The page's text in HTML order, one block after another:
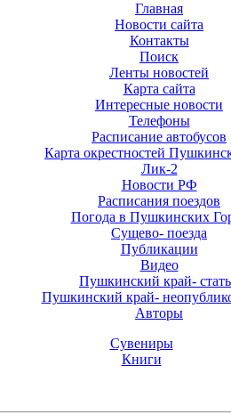
Главная
Новости сайта
Контакты
Поиск
Ленты новостей
Карта сайта
Интересные новости
Телефоны
Расписание автобусов
Карта окрестностей
Лик-2
Новости РФ
Расписания поездов
Погода в Пушкинских
Cущево- поезда
Публикации
Видео
Пушкинский край-
Пушкинский край-
Авторы
Сувениры
Книги